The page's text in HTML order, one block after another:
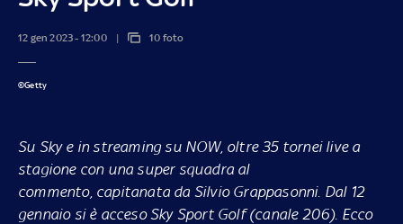
12 gen 2023 - 12:00 10 foto
©Getty
Su Sky e in streaming su NOW, oltre 35 tornei live a
stagione con una super squadra al
commento, capitanata da Silvio Grappasonni. Dal 12
gennaio si è acceso Sky Sport Golf (canale 206). Ecco